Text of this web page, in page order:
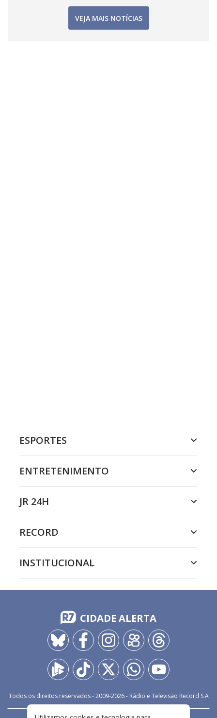
VEJA MAIS NOTÍCIAS
ESPORTES
ENTRETENIMENTO
JR 24H
RECORD
INSTITUCIONAL
CIDADE ALERTA
Todos os direitos reservados - 2009-2026- Rádio e Televisão Record S.A